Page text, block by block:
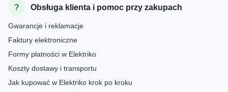
Obsługa klienta i pomoc przy zakupach
Gwarancje i reklamacje
Faktury elektroniczne
Formy płatności w Elektriko
Koszty dostawy i transportu
Jak kupować w Elektriko krok po kroku